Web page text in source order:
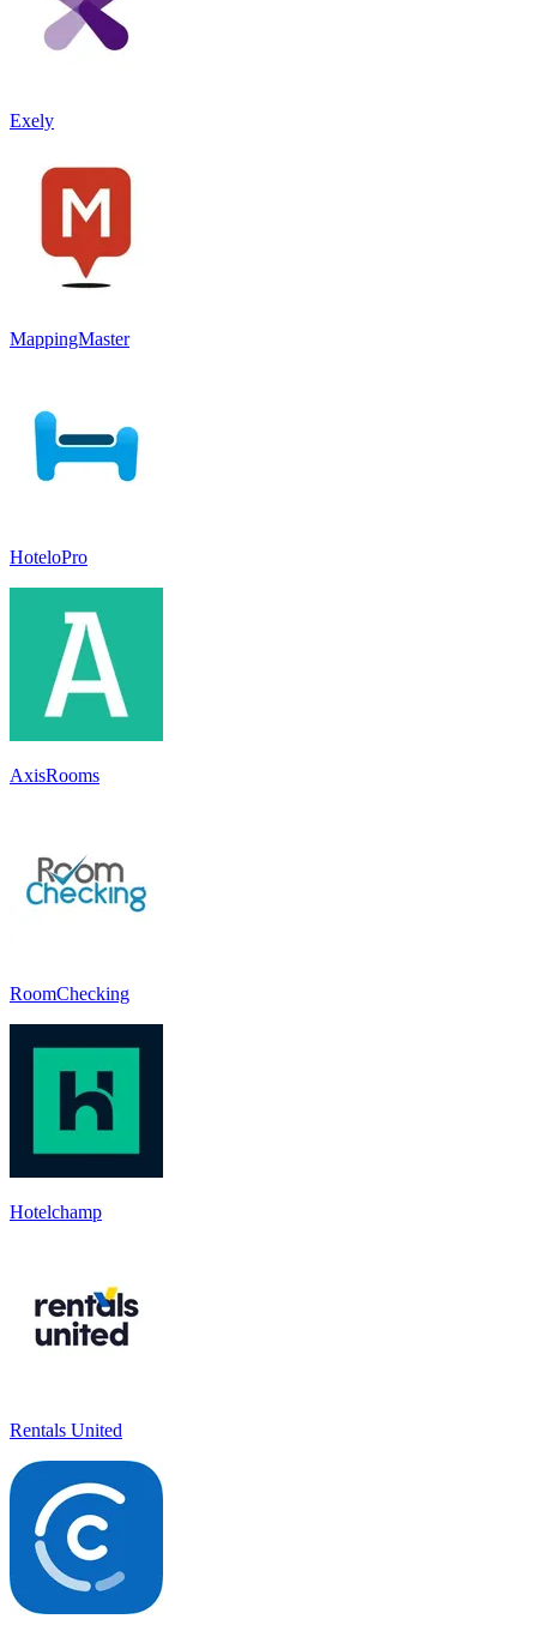
Exely
MappingMaster
HoteloPro
AxisRooms
RoomChecking
Hotelchamp
Rentals United